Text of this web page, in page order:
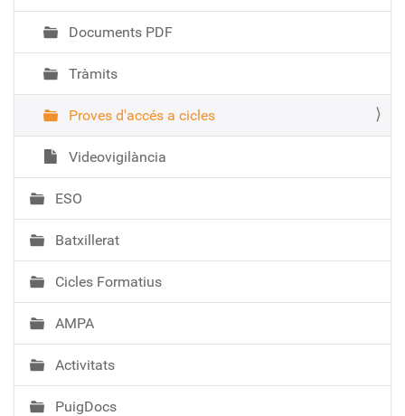
Documents PDF
Tràmits
Proves d'accés a cicles
Videovigilància
ESO
Batxillerat
Cicles Formatius
AMPA
Activitats
PuigDocs